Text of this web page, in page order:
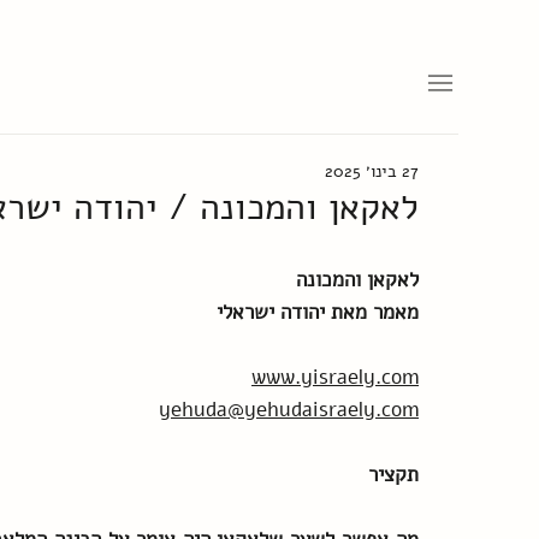
לאקאן והמכונה / יהודה
27 בינו׳ 2025
לאקאן והמכונה
מאמר מאת יהודה ישראלי
www.yisraely.com
yehuda@yehudaisraely.com
תקציר